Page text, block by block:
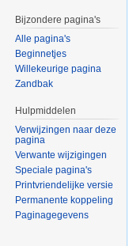
Bijzondere pagina's
Alle pagina's
Beginnetjes
Willekeurige pagina
Zandbak
Hulpmiddelen
Verwijzingen naar deze
pagina
Verwante wijzigingen
Speciale pagina's
Printvriendelijke versie
Permanente koppeling
Paginagegevens